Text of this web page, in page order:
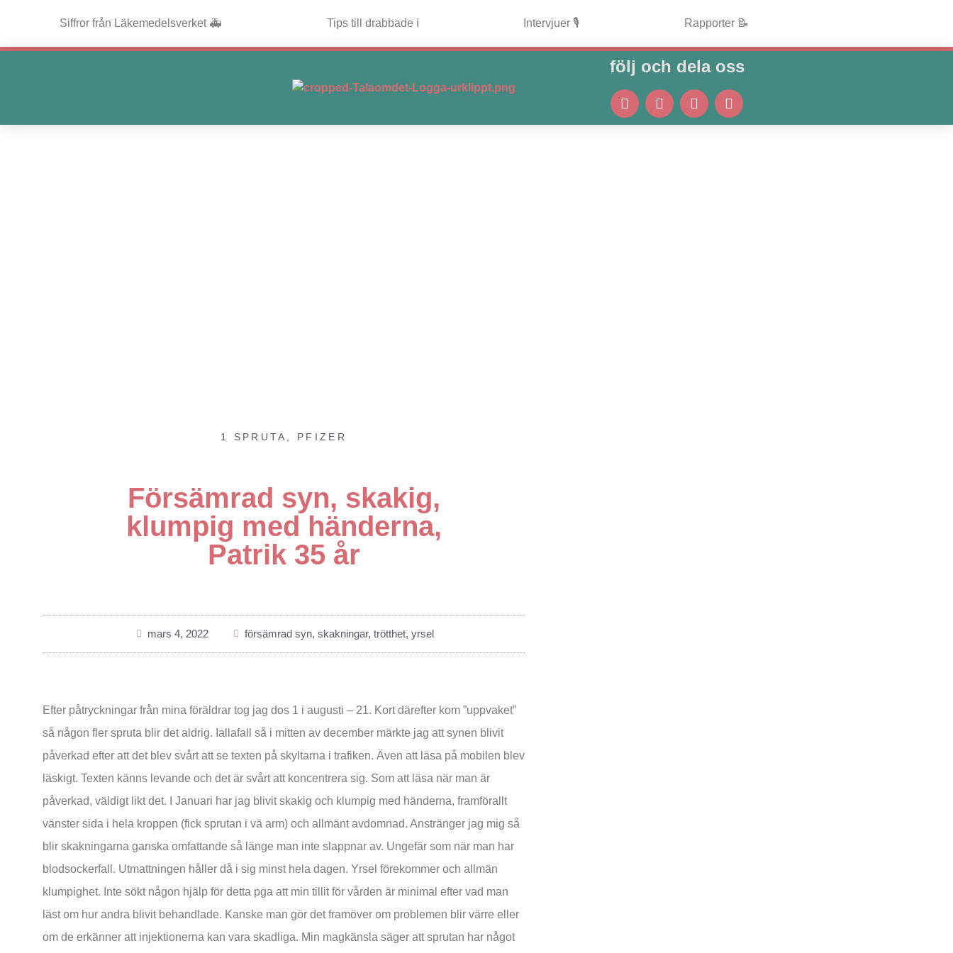
Siffror från Läkemedelsverket 🚑 Tips till drabbade ℹ️ Intervjuer 🎙️ Rapporter 📝
följ och dela oss
1 SPRUTA PFIZER
Försämrad syn, skakig,
klumpig med händerna,
Patrik 35 år
mars 4, 2022 försämrad syn, skakningar, trötthet, yrsel
Efter påtryckningar från mina föräldrar tog jag dos 1 i augusti – 21. Kort därefter kom ”uppvaket”
så någon fler spruta blir det aldrig. Iallafall så i mitten av december märkte jag att synen blivit
påverkad efter att det blev svårt att se texten på skyltarna i trafiken. Även att läsa på mobilen blev
läskigt. Texten känns levande och det är svårt att koncentrera sig. Som att läsa när man är
påverkad, väldigt likt det. I Januari har jag blivit skakig och klumpig med händerna, framförallt
vänster sida i hela kroppen (fick sprutan i vä arm) och allmänt avdomnad. Anstränger jag mig så
blir skakningarna ganska omfattande så länge man inte slappnar av. Ungefär som när man har
blodsockerfall. Utmattningen håller då i sig minst hela dagen. Yrsel förekommer och allmän
klumpighet. Inte sökt någon hjälp för detta pga att min tillit för vården är minimal efter vad man
läst om hur andra blivit behandlade. Kanske man gör det framöver om problemen blir värre eller
om de erkänner att injektionerna kan vara skadliga. Min magkänsla säger att sprutan har något